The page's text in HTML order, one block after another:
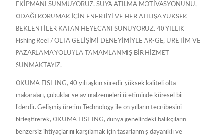
EKİPMANI SUNMUYORUZ. SUYA ATILMA MOTİVASYONUNU,
ODAĞI KORUMAK İÇİN ENERJİYİ VE HER ATILIŞA YÜKSEK
BEKLENTİLER KATAN HEYECANI SUNUYORUZ. 40 YILLIK
Fishing Reel / OLTA GELİŞİMİ DENEYİMİYLE AR-GE, ÜRETİM VE
PAZARLAMA YOLUYLA TAMAMLANMIŞ BİR HİZMET
SUNMAKTAYIZ.
OKUMA FISHING, 40 yılı aşkın süredir yüksek kaliteli olta
makaraları, çubuklar ve av malzemeleri üretiminde küresel bir
liderdir. Gelişmiş üretim Technology ile on yılların tecrübesini
birleştirerek, OKUMA FISHING, dünya genelindeki balıkçıların
benzersiz ihtiyaçlarını karşılamak için tasarlanmış dayanıklı ve